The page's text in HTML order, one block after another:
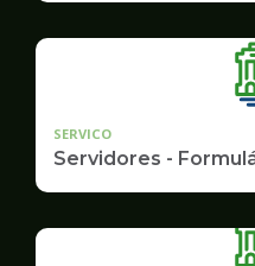
SERVICO
Servidores -